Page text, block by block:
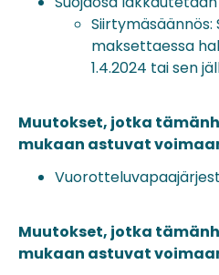
Siirtymäsäännös:
maksettaessa
1.4.2024 tai sen
Muutokset, jotka
mukaan astuvat
Muutokset, jotka
mukaan astuvat